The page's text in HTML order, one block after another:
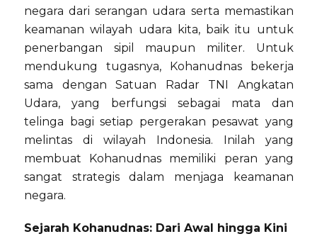
negara dari serangan udara serta memastikan
keamanan wilayah udara kita, baik itu untuk
penerbangan sipil maupun militer. Untuk
mendukung tugasnya, Kohanudnas bekerja
sama dengan Satuan Radar TNI Angkatan
Udara, yang berfungsi sebagai mata dan
telinga bagi setiap pergerakan pesawat yang
melintas di wilayah Indonesia. Inilah yang
membuat Kohanudnas memiliki peran yang
sangat strategis dalam menjaga keamanan
negara.
Sejarah Kohanudnas: Dari Awal hingga Kini